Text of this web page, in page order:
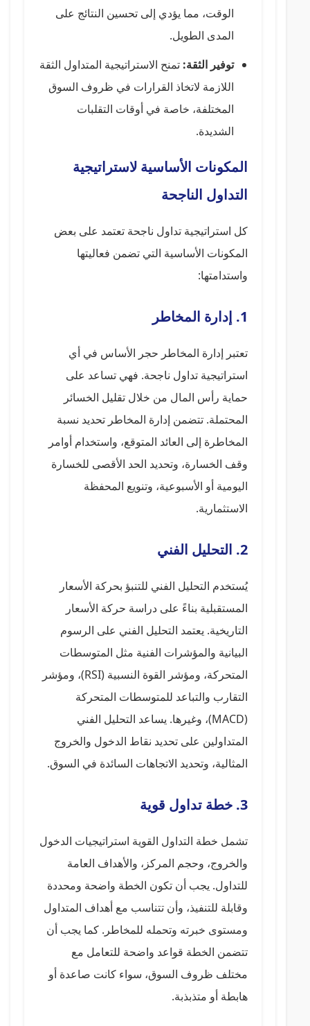
الوقت، مما يؤدي إلى تحسين النتائج على
المدى الطويل.
توفير الثقة: تمنح الاستراتيجية المتداول الثقة
اللازمة لاتخاذ القرارات في ظروف السوق
المختلفة، خاصة في أوقات التقلبات
الشديدة.
المكونات الأساسية لاستراتيجية
التداول الناجحة
كل استراتيجية تداول ناجحة تعتمد على بعض
المكونات الأساسية التي تضمن فعاليتها
واستدامتها:
1. إدارة المخاطر
تعتبر إدارة المخاطر حجر الأساس في أي
استراتيجية تداول ناجحة. فهي تساعد على
حماية رأس المال من خلال تقليل الخسائر
المحتملة. تتضمن إدارة المخاطر تحديد نسبة
المخاطرة إلى العائد المتوقع، واستخدام أوامر
وقف الخسارة، وتحديد الحد الأقصى للخسارة
اليومية أو الأسبوعية، وتنويع المحفظة
الاستثمارية.
2. التحليل الفني
يُستخدم التحليل الفني للتنبؤ بحركة الأسعار
المستقبلية بناءً على دراسة حركة الأسعار
التاريخية. يعتمد التحليل الفني على الرسوم
البيانية والمؤشرات الفنية مثل المتوسطات
المتحركة، ومؤشر القوة النسبية (RSI)، ومؤشر
التقارب والتباعد للمتوسطات المتحركة
(MACD)، وغيرها. يساعد التحليل الفني
المتداولين على تحديد نقاط الدخول والخروج
المثالية، وتحديد الاتجاهات السائدة في السوق.
3. خطة تداول قوية
تشمل خطة التداول القوية استراتيجيات الدخول
والخروج، وحجم المركز، والأهداف العامة
للتداول. يجب أن تكون الخطة واضحة ومحددة
وقابلة للتنفيذ، وأن تتناسب مع أهداف المتداول
ومستوى خبرته وتحمله للمخاطر. كما يجب أن
تتضمن الخطة قواعد واضحة للتعامل مع
مختلف ظروف السوق، سواء كانت صاعدة أو
هابطة أو متذبذبة.